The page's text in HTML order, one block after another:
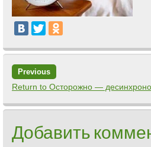
Previous
Return to Осторожно —
Добавить